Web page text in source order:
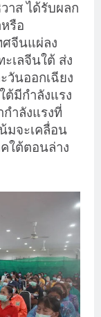
าส ได้รับผลก
รือ
ศจีนแผ่ลง
เลจีนใต้ ส่ง
วันออกเฉียง
มีกำลังแรง
ำลังแรงที่
มจะเคลื่อน
ใต้ตอนล่าง